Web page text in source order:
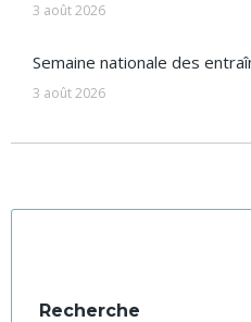
3 août 2026
Semaine nationale des
3 août 2026
Recherche